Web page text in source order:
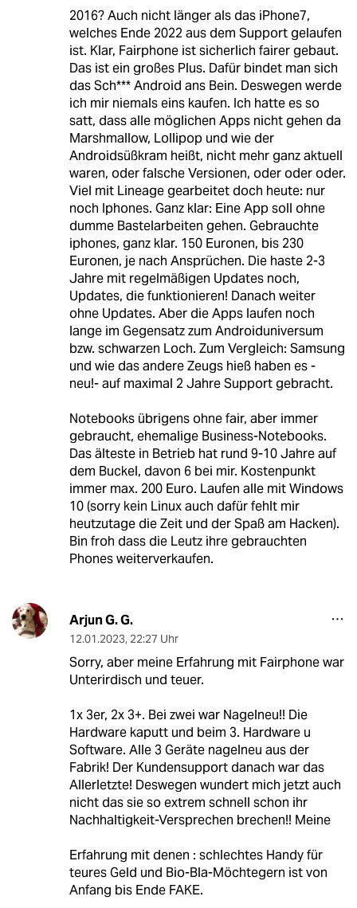
2016? Auch nicht länger als das iPhone7,
welches Ende 2022 aus dem Support gelaufen
ist. Klar, Fairphone ist sicherlich fairer gebaut.
Das ist ein großes Plus. Dafür bindet man sich
das Sch*** Android ans Bein. Deswegen werde
ich mir niemals eins kaufen. Ich hatte es so
satt, dass alle möglichen Apps nicht gehen da
Marshmallow, Lollipop und wie der
Androidsüßkram heißt, nicht mehr ganz aktuell
waren, oder falsche Versionen, oder oder oder.
Viel mit Lineage gearbeitet doch heute: nur
noch Iphones. Ganz klar: Eine App soll ohne
dumme Bastelarbeiten gehen. Gebrauchte
iphones, ganz klar. 150 Euronen, bis 230
Euronen, je nach Ansprüchen. Die haste 2-3
Jahre mit regelmäßigen Updates noch,
Updates, die funktionieren! Danach weiter
ohne Updates. Aber die Apps laufen noch
lange im Gegensatz zum Androiduniversum
bzw. schwarzen Loch. Zum Vergleich: Samsung
und wie das andere Zeugs hieß haben es -
neu!- auf maximal 2 Jahre Support gebracht.
Notebooks übrigens ohne fair, aber immer
gebraucht, ehemalige Business-Notebooks.
Das älteste in Betrieb hat rund 9-10 Jahre auf
dem Buckel, davon 6 bei mir. Kostenpunkt
immer max. 200 Euro. Laufen alle mit Windows
10 (sorry kein Linux auch dafür fehlt mir
heutzutage die Zeit und der Spaß am Hacken).
Bin froh dass die Leutz ihre gebrauchten
Phones weiterverkaufen.
Arjun G. G.
12.01.2023, 22:27 Uhr
Sorry, aber meine Erfahrung mit Fairphone war
Unterirdisch und teuer.
1x 3er, 2x 3+. Bei zwei war Nagelneu!! Die
Hardware kaputt und beim 3. Hardware u
Software. Alle 3 Geräte nagelneu aus der
Fabrik! Der Kundensupport danach war das
Allerletzte! Deswegen wundert mich jetzt auch
nicht das sie so extrem schnell schon ihr
Nachhaltigkeit-Versprechen brechen!! Meine
Erfahrung mit denen : schlechtes Handy für
teures Geld und Bio-Bla-Möchtegern ist von
Anfang bis Ende FAKE.